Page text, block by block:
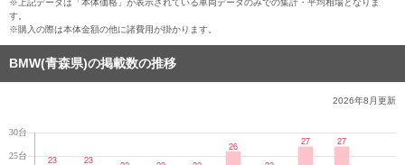
※上記データは「本体価格」が表示されている車両データのみでの集計・平均相場となりま
す。
※購入の際は本体金額の他に諸費用が掛かります。
BMW(青森県)の掲載数の推移
2026年8月更新